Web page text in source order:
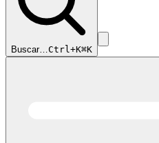
Buscar…Ctrl+K⌘K